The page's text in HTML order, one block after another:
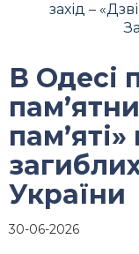
захід –
В Одесі
України
30-06-2026